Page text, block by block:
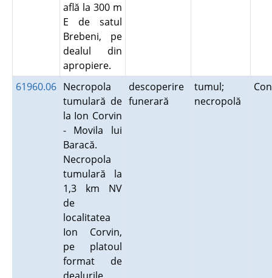
află la 300 m
E de satul
Brebeni, pe
dealul din
apropiere.
61960.06 Necropola
tumulară de
la Ion Corvin
- Movila lui
Baracă.
Necropola
tumulară la
1,3 km NV
de
localitatea
Ion Corvin,
pe platoul
format de
descoperire
funerară
tumul;
necropolă